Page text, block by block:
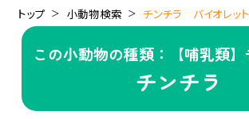
トップ 小動物検索 チンチラ バイオレット
この小動物の種類：【哺乳類
チンチラ